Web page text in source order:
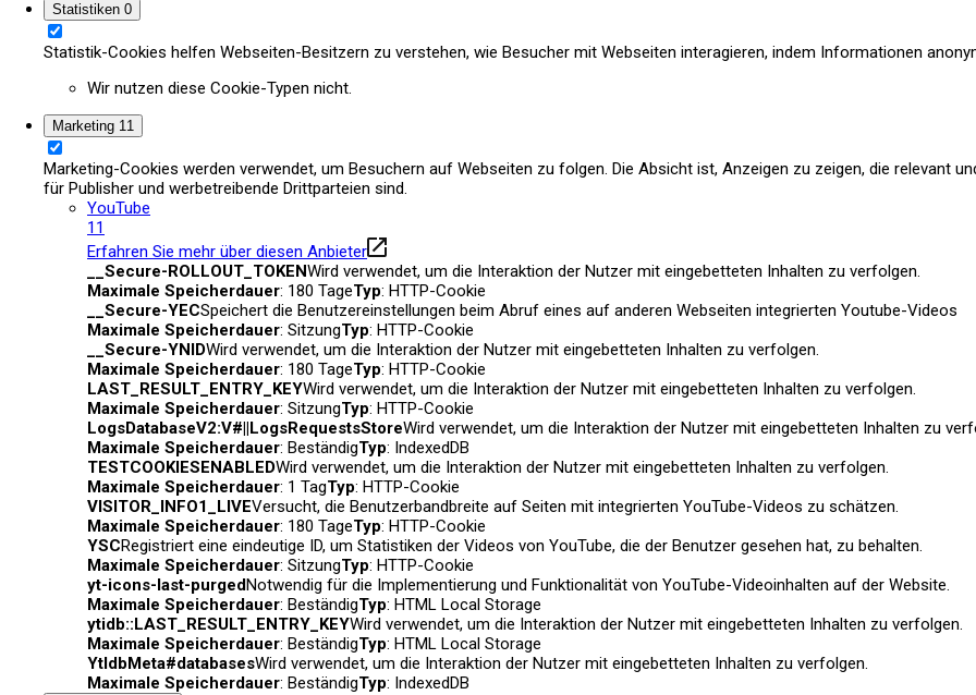
Statistiken 0
Statistik-Cookies helfen Webseiten-Besitzern zu verstehen, wie Besucher mit Webseiten interagieren, indem Informationen
Wir nutzen diese Cookie-Typen nicht.
Marketing 11
Marketing-Cookies werden verwendet, um Besuchern auf Webseiten zu folgen. Die Absicht ist, Anzeigen zu zeigen, die relevant
für Publisher und werbetreibende Drittparteien sind.
YouTube
11
Erfahren Sie mehr über diesen Anbieter
__Secure-ROLLOUT_TOKENWird verwendet, um die Interaktion der Nutzer mit eingebetteten Inhalten zu verfolgen.
Maximale Speicherdauer: 180 TageTyp: HTTP-Cookie
__Secure-YECSpeichert die Benutzereinstellungen beim Abruf eines auf anderen Webseiten integrierten Youtube-Videos
Maximale Speicherdauer: SitzungTyp: HTTP-Cookie
__Secure-YNIDWird verwendet, um die Interaktion der Nutzer mit eingebetteten Inhalten zu verfolgen.
Maximale Speicherdauer: 180 TageTyp: HTTP-Cookie
LAST_RESULT_ENTRY_KEYWird verwendet, um die Interaktion der Nutzer mit eingebetteten Inhalten zu verfolgen.
Maximale Speicherdauer: SitzungTyp: HTTP-Cookie
LogsDatabaseV2:V#||LogsRequestsStoreWird verwendet, um die Interaktion der Nutzer mit eingebetteten Inhalten zu
Maximale Speicherdauer: BeständigTyp: IndexedDB
TESTCOOKIESENABLEDWird verwendet, um die Interaktion der Nutzer mit eingebetteten Inhalten zu verfolgen.
Maximale Speicherdauer: 1 TagTyp: HTTP-Cookie
VISITOR_INFO1_LIVEVersucht, die Benutzerbandbreite auf Seiten mit integrierten YouTube-Videos zu schätzen.
Maximale Speicherdauer: 180 TageTyp: HTTP-Cookie
YSCRegistriert eine eindeutige ID, um Statistiken der Videos von YouTube, die der Benutzer gesehen hat, zu behalten.
Maximale Speicherdauer: SitzungTyp: HTTP-Cookie
yt-icons-last-purged Notwendig für die Implementierung und Funktionalität von YouTube-Videoinhalten auf der Website.
Maximale Speicherdauer: BeständigTyp: HTML Local Storage
ytidb::LAST_RESULT_ENTRY_KEYWird verwendet, um die Interaktion der Nutzer mit eingebetteten Inhalten zu verfolgen.
Maximale Speicherdauer: BeständigTyp: HTML Local Storage
YtIdbMeta#databasesWird verwendet, um die Interaktion der Nutzer mit eingebetteten Inhalten zu verfolgen.
Maximale Speicherdauer: BeständigTyp: IndexedDB